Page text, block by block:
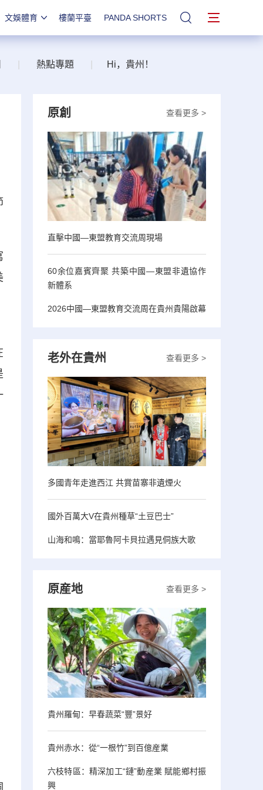
文娛體育 樓蘭平臺 PANDA SHORTS 站內搜索
熱點專題 Hi，貴州！
查看更多 >
原創
直擊中國—東盟教育交流周現場
60余位嘉賓齊聚 共築中國—東盟非遺協作
新體系
2026中國—東盟教育交流周在貴州貴陽啟幕
查看更多 >
老外在貴州
多國青年走進西江 共賞苗寨非遺煙火
國外百萬大V在貴州種草“土豆巴士”
山海和鳴：當耶魯阿卡貝拉遇見侗族大歌
查看更多 >
原産地
貴州羅甸：早春蔬菜“豐”景好
貴州赤水：從“一根竹”到百億産業
六枝特區：精深加工“鏈”動産業 賦能鄉村振
興